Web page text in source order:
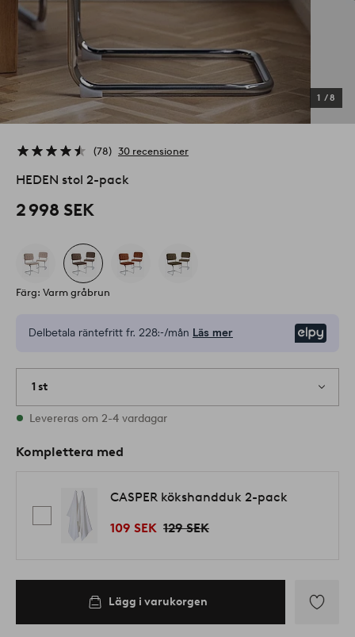
1 /8
78 30 recensioner
HEDEN stol 2-pack
2 998 SEK
Färg: Varm gråbrun
Delbetala räntefritt fr. 228:-/mån Läs mer
1 st
I lager
Levereras om 2-4 vardagar
Komplettera med
CASPER kökshandduk 2-pack
109 SEK 129 SEK
Lägg i varukorgen